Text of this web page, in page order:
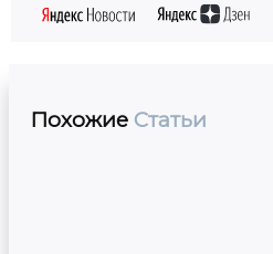
Похожие Статьи